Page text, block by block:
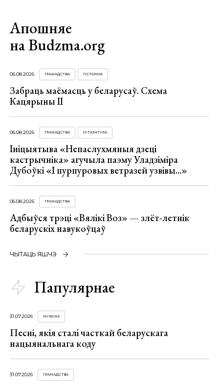
Апошняе
на Budzma.org
06.08.2026 ГРАМАДСТВА ГІСТОРЫЯ
Забраць маёмасць у беларусаў. Схема
Кацярыны ІІ
06.08.2026 ГРАМАДСТВА ЛІТАРАТУРА
Ініцыятыва «Непаслухмяныя дзеці
кастрычніка» агучыла паэму Уладзіміра
Дубоўкі «І пурпуровых ветразей узвівы...»
06.08.2026 ГРАМАДСТВА
Адбыўся трэці «Вялікі Воз» — злёт-летнік
беларускіх навукоўцаў
ЧЫТАЦЬ ЯШЧЭ
Папулярнае
31.07.2026 МУЗЫКА
Песні, якія сталі часткай беларускага
нацыянальнага коду
31.07.2026 ГРАМАДСТВА